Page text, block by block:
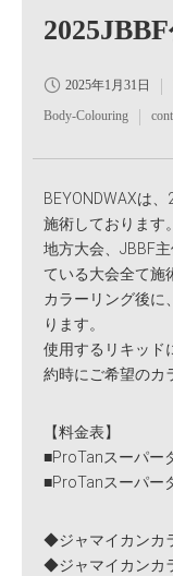
2025年1月31日
Body-Colouring
BEYONDWAXは
施術しております。
地方大会、JBBF
ている大会全て施
カラーリング後に
ります。
使用するリキッド
約時にご希望のカ
【料金表】
■ProTanスーパ
■ProTanスーパー
◆ジャマイカンカ
◆ジャマイカンカ